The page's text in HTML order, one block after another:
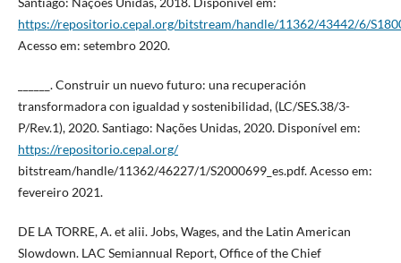
https://repositorio.cepal.org/bitstream/handle/11362/43442/6/
Acesso em: setembro 2020.
______. Construir un nuevo futuro: una recuperación
transformadora con igualdad y sostenibilidad, (LC/SES.38/3-
P/Rev.1), 2020. Santiago: Nações Unidas, 2020. Disponível em:
https://repositorio.cepal.org/
bitstream/handle/11362/46227/1/S2000699_es.pdf. Acesso em:
fevereiro 2021.
DE LA TORRE, A. et alii. Jobs, Wages, and the Latin American
Slowdown. LAC Semiannual Report, Office of the Chief